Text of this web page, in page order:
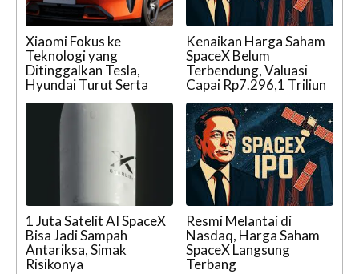
Xiaomi Fokus ke
Teknologi yang
Ditinggalkan Tesla,
Hyundai Turut Serta
Kenaikan Harga Saham
SpaceX Belum
Terbendung, Valuasi
Capai Rp7.296,1 Triliun
1 Juta Satelit AI SpaceX
Bisa Jadi Sampah
Antariksa, Simak
Risikonya
Resmi Melantai di
Nasdaq, Harga Saham
SpaceX Langsung
Terbang